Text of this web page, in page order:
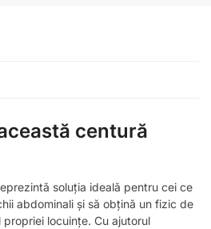
centură
soluția ideală pentru cei ce
abdominali și să obțină un fizic de
locuințe. Cu ajutorul